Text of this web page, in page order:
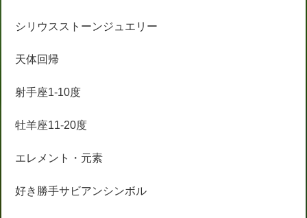
シリウスストーンジュエリー
天体回帰
射手座1-10度
牡羊座11-20度
エレメント・元素
好き勝手サビアンシンボル